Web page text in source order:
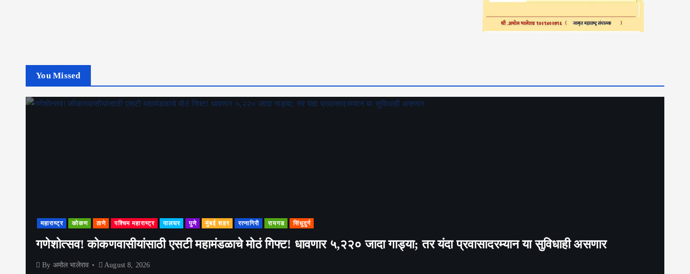
You Missed
महाराष्ट्र कोकण ठाणे पश्चिम महाराष्ट्र पालघर पुणे मुंबई शहर रत्नागिरी रायगड सिंधुदुर्ग
गणेशोत्सव! कोकणवासीयांसाठी एसटी महामंडळाचे मोठं गिफ्ट! धावणार ५,२२० जादा गाड्या; तर यंदा प्रवासादरम्यान या सुविधाही असणार
By अमोल भालेराव August 8, 2026